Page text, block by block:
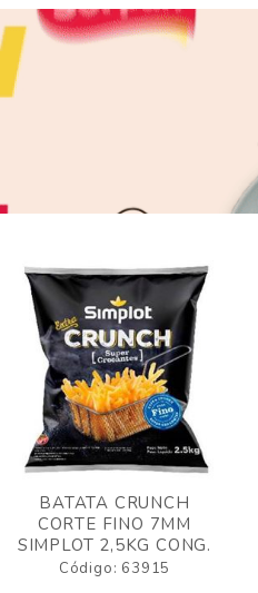
BATATA CRUNCH
CORTE FINO 7MM
SIMPLOT 2,5KG CONG.
Código: 63915